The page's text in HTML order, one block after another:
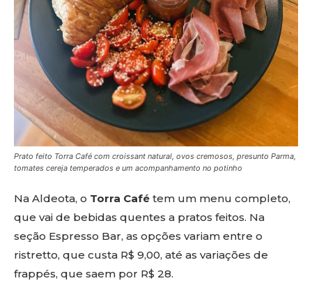
Prato feito Torra Café com croissant natural, ovos cremosos, presunto Parma,
tomates cereja temperados e um acompanhamento no potinho
Na Aldeota, o Torra Café tem um menu completo,
que vai de bebidas quentes a pratos feitos. Na
seção Espresso Bar, as opções variam entre o
ristretto, que custa R$ 9,00, até as variações de
frappés, que saem por R$ 28.